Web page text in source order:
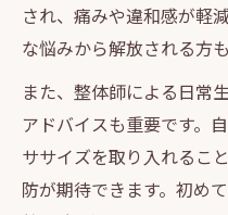
され、痛みや違和感が軽
な悩みから解放される方
また、整体師による日常
アドバイスも重要です。
ササイズを取り入れるこ
防が期待できます。初め